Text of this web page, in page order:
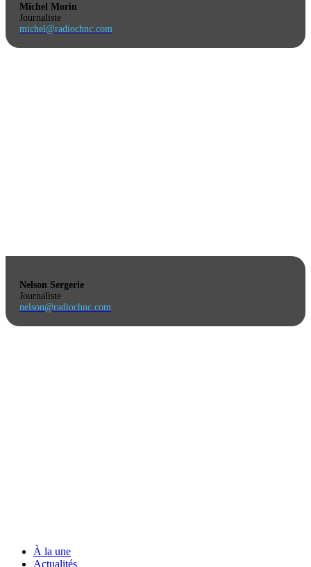
Michel Morin
Journaliste
michel@radiochnc.com
Nelson Sergerie
Journaliste
nelson@radiochnc.com
À la une
Actualités